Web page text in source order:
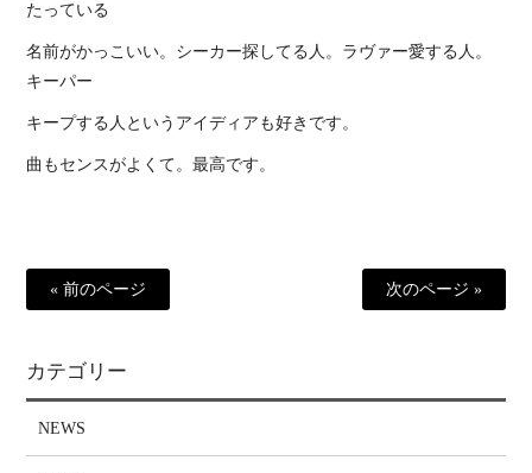
たっている
名前がかっこいい。シーカー探してる人。ラヴァー愛する人。
キーパー
キープする人というアイディアも好きです。
曲もセンスがよくて。最高です。
« 前のページ 次のページ »
カテゴリー
NEWS